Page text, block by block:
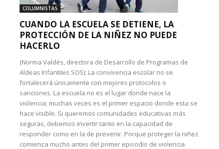
COLUMNISTAS
CUANDO LA ESCUELA SE DETIENE, LA
PROTECCIÓN DE LA NIÑEZ NO PUEDE
HACERLO
(Norma Valdés, directora de Desarrollo de Programas de
Aldeas Infantiles SOS): La convivencia escolar no se
fortalecerá únicamente con mejores protocolos o
sanciones. La escuela no es el lugar donde nace la
violencia; muchas veces es el primer espacio donde esta se
hace visible. Si queremos comunidades educativas más
seguras, debemos invertir tanto en la capacidad de
responder como en la de prevenir. Porque proteger la niñez
comienza mucho antes del primer episodio de violencia.